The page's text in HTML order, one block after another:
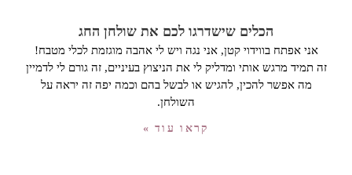
הכלים שישדרגו לכם את שולחן החג
אני אפתח בווידוי קטן, אני נגה ויש לי אהבה מוגזמת לכלי מטבח!
זה תמיד מרגש אותי ומדליק לי את הניצוץ בעיניים, זה גורם לי לדמיין
מה אפשר להכין, להגיש או לבשל בהם וכמה יפה זה יראה על
השולחן.
קראו עוד »